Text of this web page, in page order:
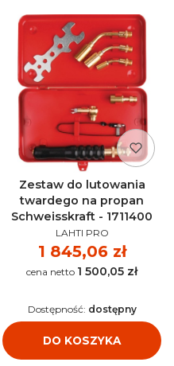
Zestaw do lutowania
twardego na propan
Schweisskraft - 1711400
PRODUCENT
LAHTI PRO
Cena
1 845,06 zł
Cena 1 500,05 zł
DO KOSZYKA
Dostępność: dostępny